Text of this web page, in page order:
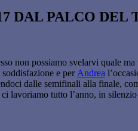
DAL PALCO DEL
non possiamo svelarvi quale
soddisfazione e per Andrea
dalle semifinali alla finale,
lavoriamo tutto l’anno, in